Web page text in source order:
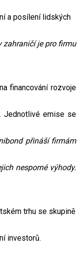
a posílení lidských
zahraničí je pro firmu
financování rozvoje
Jednotlivé emise se
přináší firmám
nesporné výhody.
trhu se skupině
investorů.